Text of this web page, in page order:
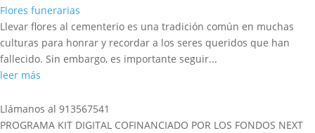
Flores funerarias
Llevar flores al cementerio es una tradición común en muchas
culturas para honrar y recordar a los seres queridos que han
fallecido. Sin embargo, es importante seguir...
leer más
Llámanos al 913567541
PROGRAMA KIT DIGITAL COFINANCIADO POR LOS FONDOS NEXT